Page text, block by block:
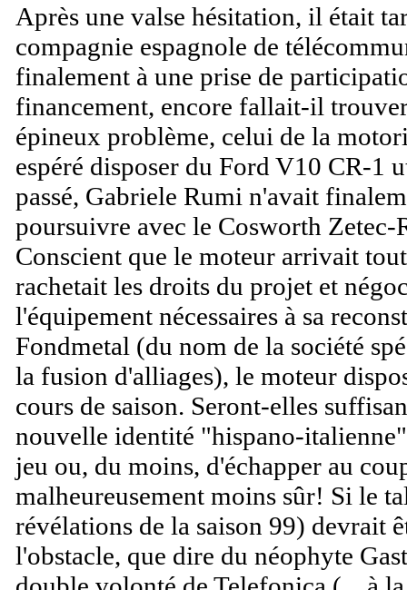
Après une valse hésitation, il était
compagnie espagnole de
finalement à une prise de
financement, encore fallait-il
épineux problème, celui de la
espéré disposer du Ford V10 CR-1
passé, Gabriele Rumi n'avait
poursuivre avec le Cosworth Zetec-
Conscient que le moteur arrivait
rachetait les droits du projet et
l'équipement nécessaires à sa
Fondmetal (du nom de la société
la fusion d'alliages), le moteur
cours de saison. Seront-elles
nouvelle identité "hispano-
jeu ou, du moins, d'échapper au
malheureusement moins sûr! Si le
révélations de la saison 99) devrait
l'obstacle, que dire du néophyte